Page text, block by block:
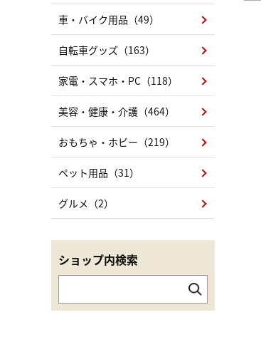
車・バイク用品（49）
自転車グッズ（163）
家電・スマホ・PC（118）
美容・健康・介護（464）
おもちゃ・ホビー（219）
ペット用品（31）
グルメ（2）
ショップ内検索